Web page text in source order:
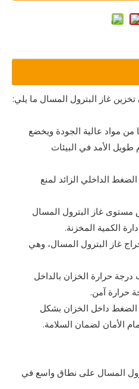
غاز البترول المسال ما يلي:
من مواد عالية الجودة ويخضع
الأمد في البيئات
الداخلي الزائد لمنع
غاز البترول المسال
الكمية المخزنة.
غاز البترول المسال، وهي
حرارة الخزان بالداخل
حرارة آمن.
داخل الخزان بشكل
الأمان لضمان السلامة.
المسال على نطاق واسع في